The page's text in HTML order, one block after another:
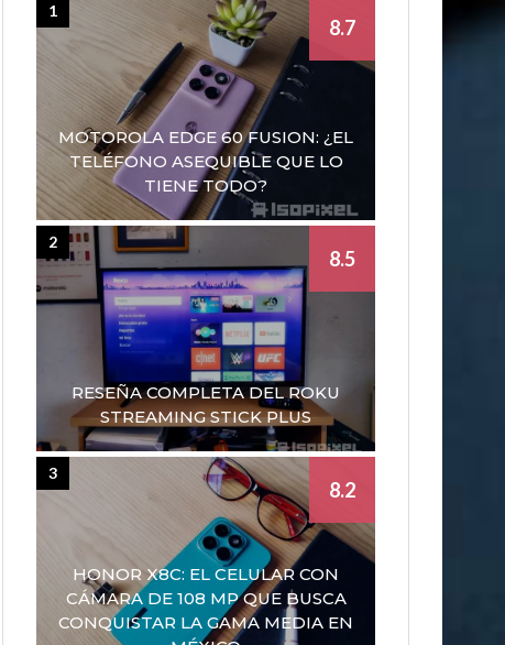
MOTOROLA EDGE 60 FUSION: ¿EL
TELÉFONO ASEQUIBLE QUE LO
TIENE TODO?
8.7
1
RESEÑA COMPLETA DEL ROKU
STREAMING STICK PLUS
8.5
2
HONOR X8C: EL CELULAR CON
CÁMARA DE 108 MP QUE BUSCA
CONQUISTAR LA GAMA MEDIA EN
8.2
3